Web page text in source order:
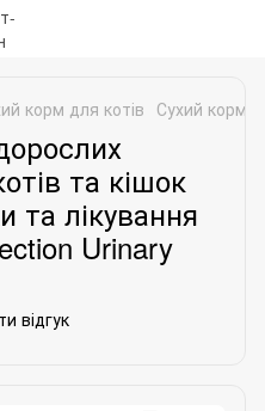
корм для котів Сухий корм
та кішок
та лікування
Urinary
відгук